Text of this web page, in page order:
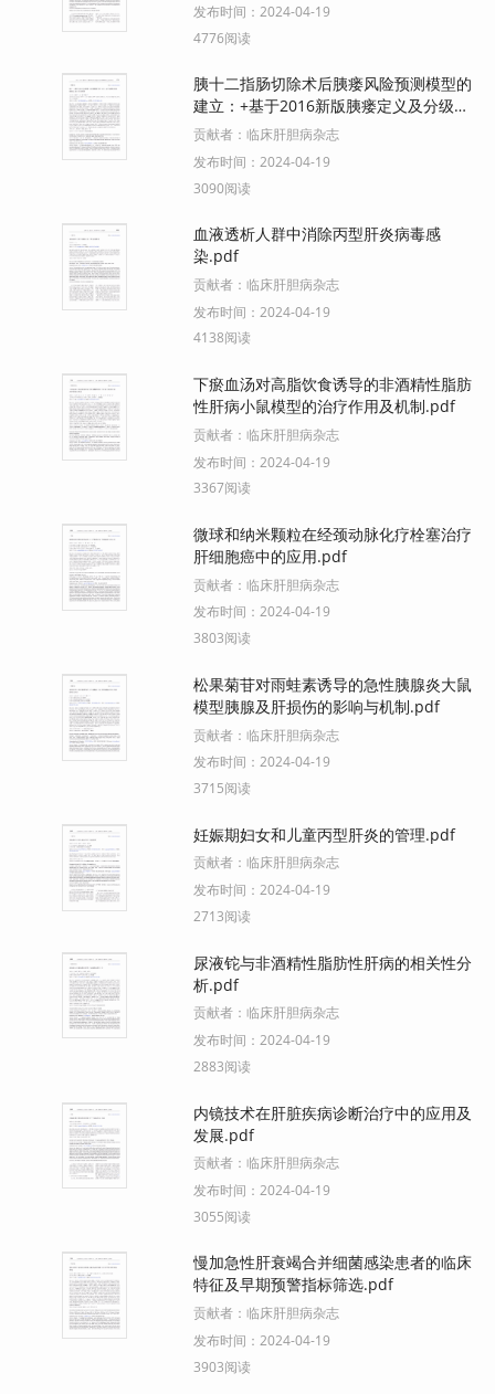
发布时间： 2024-04-19
4776阅读
胰十二指肠切除术后胰瘘风险预测模型的
建立：+基于2016新版胰瘘定义及分级系
统.pdf
贡献者： 临床肝胆病杂志
发布时间： 2024-04-19
3090阅读
血液透析人群中消除丙型肝炎病毒感
染.pdf
贡献者： 临床肝胆病杂志
发布时间： 2024-04-19
4138阅读
下瘀血汤对高脂饮食诱导的非酒精性脂肪
性肝病小鼠模型的治疗作用及机制.pdf
贡献者： 临床肝胆病杂志
发布时间： 2024-04-19
3367阅读
微球和纳米颗粒在经颈动脉化疗栓塞治疗
肝细胞癌中的应用.pdf
贡献者： 临床肝胆病杂志
发布时间： 2024-04-19
3803阅读
松果菊苷对雨蛙素诱导的急性胰腺炎大鼠
模型胰腺及肝损伤的影响与机制.pdf
贡献者： 临床肝胆病杂志
发布时间： 2024-04-19
3715阅读
妊娠期妇女和儿童丙型肝炎的管理.pdf
贡献者： 临床肝胆病杂志
发布时间： 2024-04-19
2713阅读
尿液铊与非酒精性脂肪性肝病的相关性分
析.pdf
贡献者： 临床肝胆病杂志
发布时间： 2024-04-19
2883阅读
内镜技术在肝脏疾病诊断治疗中的应用及
发展.pdf
贡献者： 临床肝胆病杂志
发布时间： 2024-04-19
3055阅读
慢加急性肝衰竭合并细菌感染患者的临床
特征及早期预警指标筛选.pdf
贡献者： 临床肝胆病杂志
发布时间： 2024-04-19
3903阅读